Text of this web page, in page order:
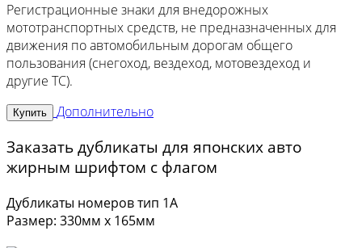
Регистрационные знаки для внедорожных
мототранспортных средств, не предназначенных для
движения по автомобильным дорогам общего
пользования (снегоход, вездеход, мотовездеход и
другие ТС).
Купить Дополнительно
Заказать дубликаты для японских авто
жирным шрифтом с флагом
Дубликаты номеров тип 1А
Размер: 330мм х 165мм